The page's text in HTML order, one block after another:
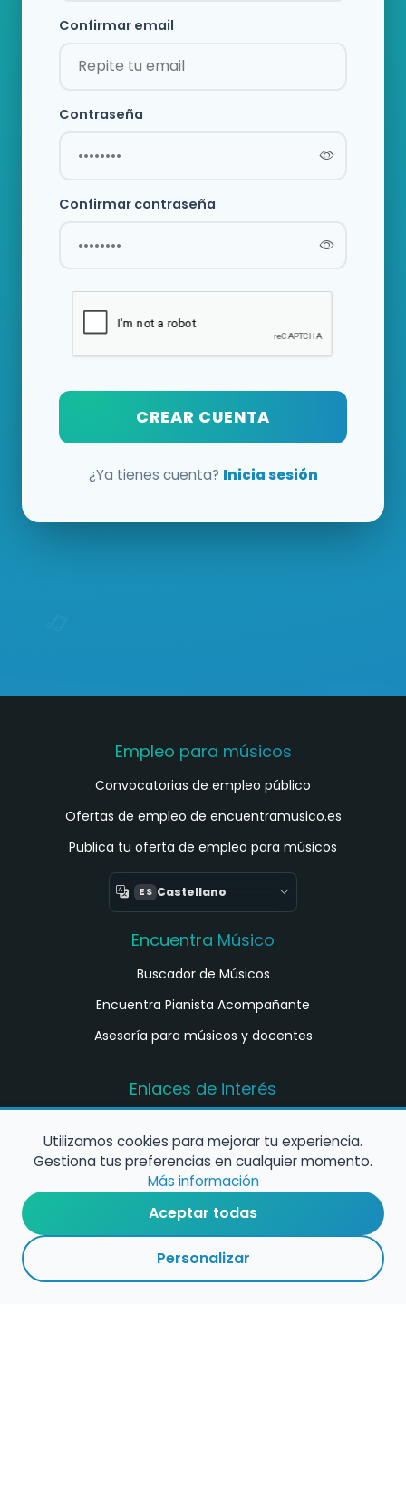
Confirmar email
Contraseña
Confirmar contraseña
CREAR CUENTA
¿Ya tienes cuenta? Inicia sesión
Empleo para músicos
Convocatorias de empleo público
Ofertas de empleo de encuentramusico.es
Publica tu oferta de empleo para músicos
ES Castellano
Encuentra Músico
Buscador de Músicos
Encuentra Pianista Acompañante
Asesoría para músicos y docentes
Enlaces de interés
música en España
Configura alertas de empleo
Contacta con nosotros
Utilizamos cookies para mejorar tu experiencia.
Gestiona tus preferencias en cualquier momento.
Más información
Aceptar todas
Personalizar